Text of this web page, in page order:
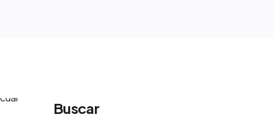
Buscar